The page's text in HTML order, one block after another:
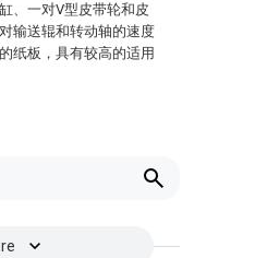
、一对V型皮带轮和皮
输送辊和转动轴的速度
纸板，具有较高的适用